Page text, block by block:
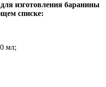
изготовления баранины
списке:
мл;